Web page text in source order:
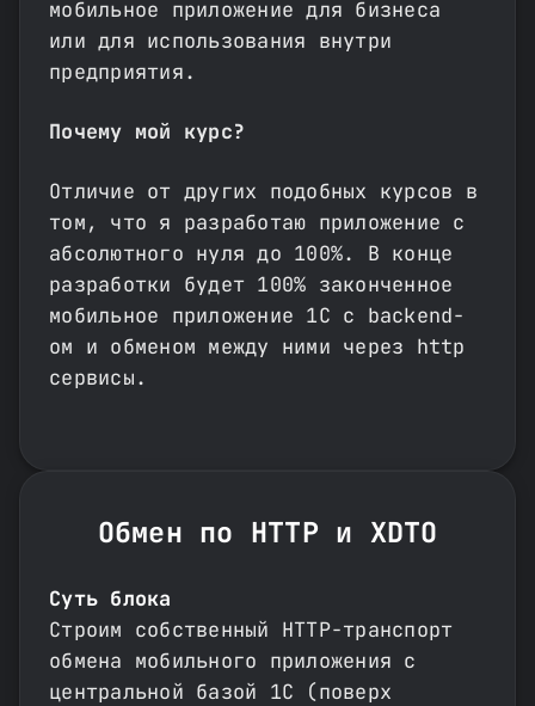
мобильное приложение для бизнеса
или для использования внутри
предприятия.
Почему мой курс?
Отличие от других подобных курсов в
том, что я разработаю приложение с
абсолютного нуля до 100%. В конце
разработки будет 100% законченное
мобильное приложение 1С с backend-
ом и обменом между ними через http
сервисы.
Обмен по HTTP и XDTO
Суть блока
Строим собственный HTTP-транспорт
обмена мобильного приложения с
центральной базой 1С (поверх